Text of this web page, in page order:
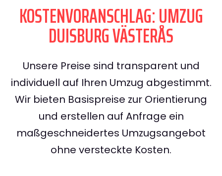
KOSTENVORANSCHLAG: UMZUG
DUISBURG VÄSTERÅS
Unsere Preise sind transparent und
individuell auf Ihren Umzug abgestimmt.
Wir bieten Basispreise zur Orientierung
und erstellen auf Anfrage ein
maßgeschneidertes Umzugsangebot
ohne versteckte Kosten.